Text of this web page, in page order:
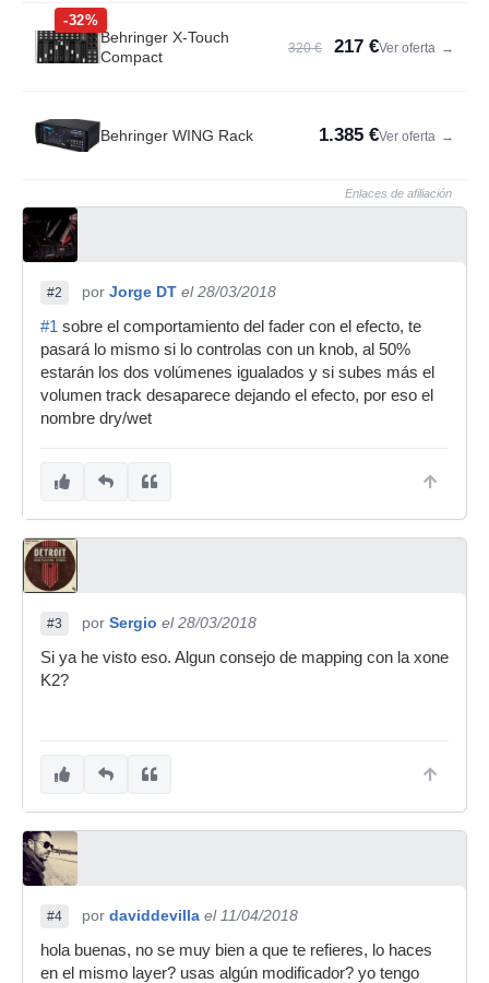
-32%
Behringer X-Touch
Compact
320 € 217 €Ver oferta →
Behringer WING Rack 1.385 €Ver oferta →
Enlaces de afiliación
#2 por Jorge DT el 28/03/2018
#1 sobre el comportamiento del fader con el efecto, te
pasará lo mismo si lo controlas con un knob, al 50%
estarán los dos volúmenes igualados y si subes más el
volumen track desaparece dejando el efecto, por eso el
nombre dry/wet
#3 por Sergio el 28/03/2018
Si ya he visto eso. Algun consejo de mapping con la xone
K2?
#4 por daviddevilla el 11/04/2018
hola buenas, no se muy bien a que te refieres, lo haces
en el mismo layer? usas algún modificador? yo tengo